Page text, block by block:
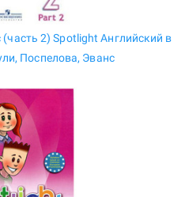
2) Spotlight Английский в
Поспелова, Эванс